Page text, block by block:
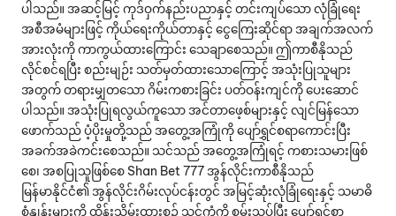
ပါသည်။ အဆင့်မြင့် ကုဒ်ဝှက်နည်းပညာနှင့် တင်းကျပ်သော လုံခြုံရေး
အစီအမံများဖြင့် ကိုယ်ရေးကိုယ်တာနှင့် ငွေကြေးဆိုင်ရာ အချက်အလက်
အားလုံးကို ကာကွယ်ထားကြောင်း သေချာစေသည်။ ဤကာစီနိုသည်
လိုင်စင်ရပြီး စည်းမျဉ်း သတ်မှတ်ထားသောကြောင့် အသုံးပြုသူများ
အတွက် တရားမျှတသော ဂိမ်းကစားခြင်း ပတ်ဝန်းကျင်ကို ပေးဆောင်
ပါသည်။ အသုံးပြုရလွယ်ကူသော အင်တာဖေ့စ်များနှင့် လျင်မြန်သော
ဖောက်သည် ပံ့ပိုးမှုတို့သည် အတွေ့အကြုံကို ပျော်ရွှင်စရာကောင်းပြီး
အခက်အခဲကင်းစေသည်။ သင်သည် အတွေ့အကြုံရင့် ကစားသမားဖြစ်
စေ၊ အစပြုသူဖြစ်စေ Shan Bet 777 အွန်လိုင်းကာစီနိုသည်
မြန်မာနိုင်ငံ၏ အွန်လိုင်းဂိမ်းလုပ်ငန်းတွင် အမြင့်ဆုံးလုံခြုံရေးနှင့် သမာဓိ
စံနှုန်းများကို ထိန်းသိမ်းထားစဉ် သင့်ကံကို စမ်းသပ်ပြီး ပျော်ရွှင်စွာ